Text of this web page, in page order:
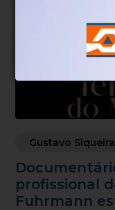
Gustavo Siqueira
profissional
Fuhrmann